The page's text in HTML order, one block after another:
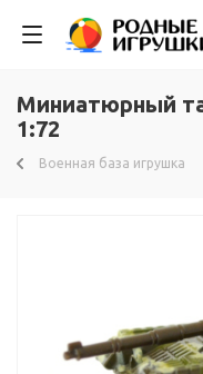
Миниатюрный
1:72
Военная база игрушка